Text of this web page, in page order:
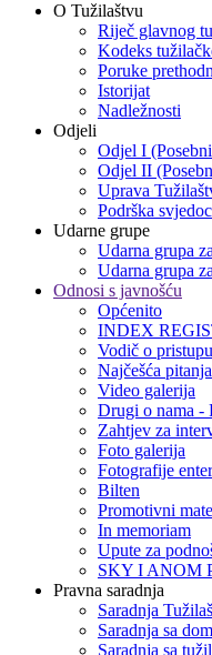
O Tužilaštvu
Riječ glavnog
Kodeks
Poruke
Istorijat
Nadležnosti
Odjeli
Odjel I
Odjel II
Uprava
Podrška
Udarne grupe
Udarna grupa
Udarna grupa
Odnosi s javnošću
Općenito
INDEX
Vodič o
Najčešća pitanja
Video galerija
Drugi o nama -
Zahtjev za
Foto galerija
Fotografije
Bilten
Promotivni
In memoriam
Upute za
SKY I ANOM
Pravna saradnja
Saradnja
Saradnja sa
Saradnja sa